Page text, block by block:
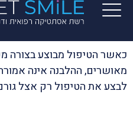
כאשר הטיפול מבוצע בצורה
מאושרים, ההלבנה אינה
לבצע את הטיפול רק אצל